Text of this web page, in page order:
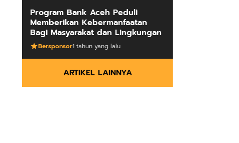
Program Bank Aceh Peduli
Memberikan Kebermanfaatan
Bagi Masyarakat dan Lingkungan
Bersponsor1 tahun yang lalu
ARTIKEL LAINNYA